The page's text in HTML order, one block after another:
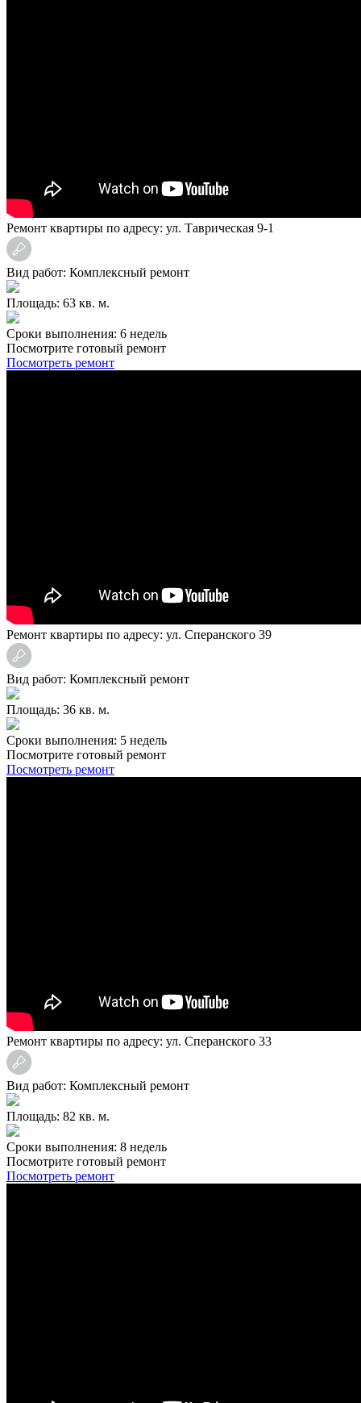
Ремонт квартиры по адресу: ул. Таврическая 9-1
Вид работ: Комплексный ремонт
Площадь: 63 кв. м.
Сроки выполнения: 6 недель
Посмотрите готовый ремонт
Посмотреть ремонт
Ремонт квартиры по адресу: ул. Сперанского 39
Вид работ: Комплексный ремонт
Площадь: 36 кв. м.
Сроки выполнения: 5 недель
Посмотрите готовый ремонт
Посмотреть ремонт
Ремонт квартиры по адресу: ул. Сперанского 33
Вид работ: Комплексный ремонт
Площадь: 82 кв. м.
Сроки выполнения: 8 недель
Посмотрите готовый ремонт
Посмотреть ремонт